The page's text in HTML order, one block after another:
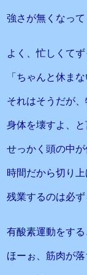
強さが無くなって
よく、忙しくて
「ちゃんと休ま
それはそうだが
身体を壊すよ、と
せっかく頭の中が
時間だから切り
残業するのは必ず
有酸素運動をする
ほーぉ、筋肉が